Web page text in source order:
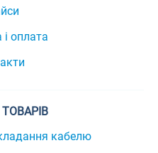
оплата
кабелю